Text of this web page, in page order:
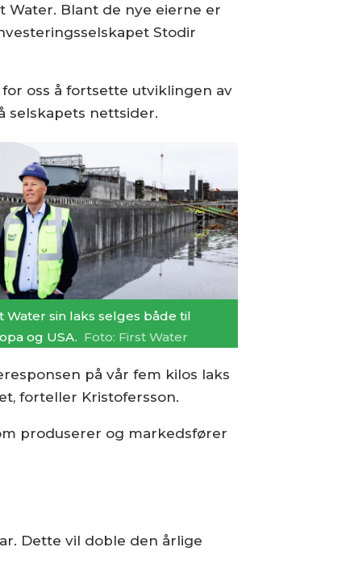
Water. Blant de nye eierne er
Stodir
oss å fortsette utviklingen av
selskapets nettsider.
Water sin laks selges både til
og USA. Foto: First Water
på vår fem kilos laks
forteller Kristofersson.
produserer og markedsfører
Dette vil doble den årlige